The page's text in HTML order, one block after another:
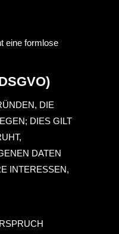
eine formlose
DIE
DIES GILT
DATEN
INTERESSEN,